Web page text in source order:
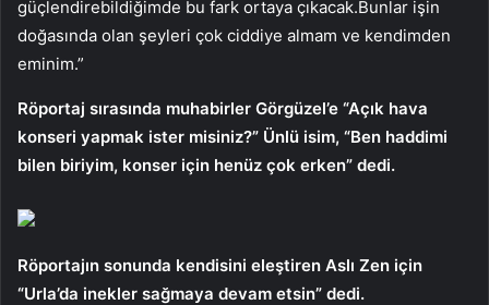
güçlendirebildiğimde bu fark ortaya çıkacak.Bunlar işin
doğasında olan şeyleri çok ciddiye almam ve kendimden
eminim.”
Röportaj sırasında muhabirler Görgüzel’e “Açık hava
konseri yapmak ister misiniz?” Ünlü isim, “Ben haddimi
bilen biriyim, konser için henüz çok erken” dedi.
Röportajın sonunda kendisini eleştiren Aslı Zen için
“Urla’da inekler sağmaya devam etsin” dedi.